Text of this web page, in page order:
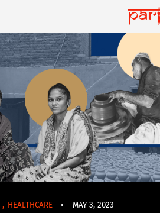
, HEALTHCARE • MAY 3, 2023